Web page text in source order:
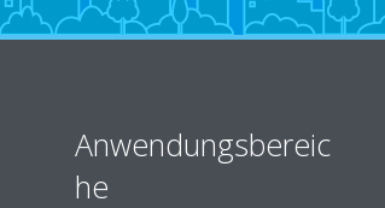
Anwendungsbereic
he